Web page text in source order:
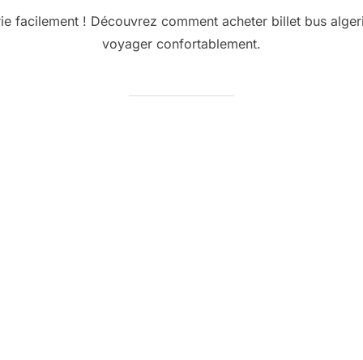
facilement ! Découvrez comment acheter billet bus
voyager confortablement.